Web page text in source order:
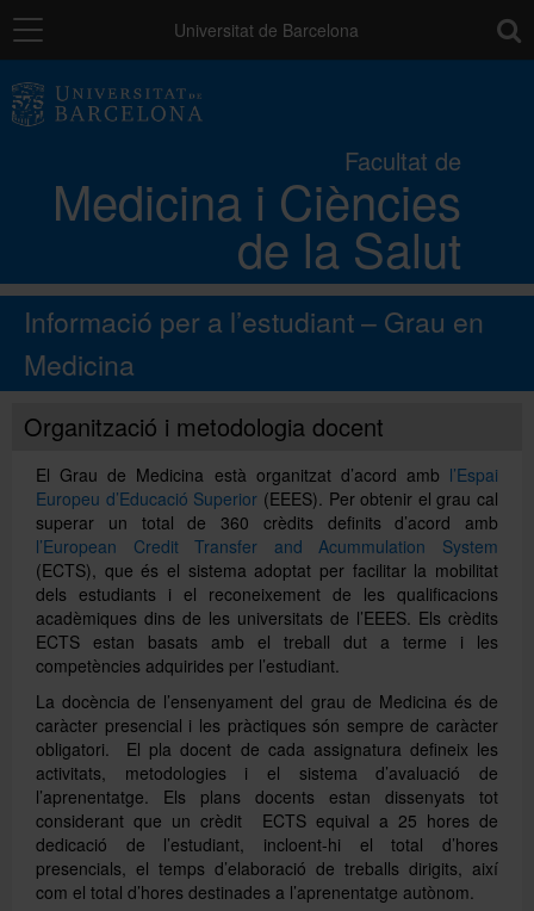
Navegació Universitat de Barcelona
Facultat de
Medicina i Ciències
de la Salut
Els campus
Docència
Mobilitat
Convocatòries i ajuts
Directori
English
Informació per a l’estudiant – Grau en
Medicina
Organització i metodologia docent
El Grau de Medicina està organitzat d’acord amb l’Espai
Europeu d’Educació Superior (EEES). Per obtenir el grau cal
superar un total de 360 crèdits definits d’acord amb
l’European Credit Transfer and Acummulation System
(ECTS), que és el sistema adoptat per facilitar la mobilitat
dels estudiants i el reconeixement de les qualificacions
acadèmiques dins de les universitats de l’EEES. Els crèdits
ECTS estan basats amb el treball dut a terme i les
competències adquirides per l’estudiant.
La docència de l’ensenyament del grau de Medicina és de
caràcter presencial i les pràctiques són sempre de caràcter
obligatori. El pla docent de cada assignatura defineix les
activitats, metodologies i el sistema d’avaluació de
l’aprenentatge. Els plans docents estan dissenyats tot
considerant que un crèdit ECTS equival a 25 hores de
dedicació de l’estudiant, incloent-hi el total d’hores
presencials, el temps d’elaboració de treballs dirigits, així
com el total d’hores destinades a l’aprenentatge autònom.